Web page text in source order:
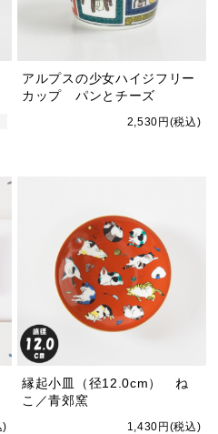
アルプスの少女ハイジフリー
カップ パンとチーズ
2,530円(税込)
)
縁起小皿（径12.0cm） ね
こ／青郊窯
1,430円(税込)